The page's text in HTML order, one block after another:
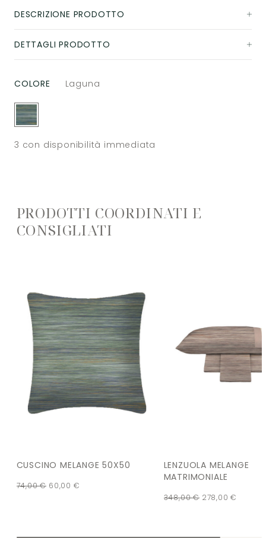
DESCRIZIONE PRODOTTO
DETTAGLI PRODOTTO
COLORE Laguna
3 con disponibilità immediata
PRODOTTI COORDINATI E
CONSIGLIATI
CUSCINO MELANGE 50X50
74,00€ 60,00 €
LENZUOLA MELANGE
MATRIMONIALE
348,00€ 278,00€